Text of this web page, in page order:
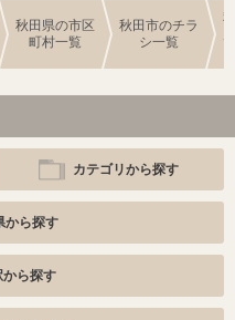
秋田県の市区
町村一覧
秋田市のチラ
シ一覧
カテゴリから探す
から探す
から探す